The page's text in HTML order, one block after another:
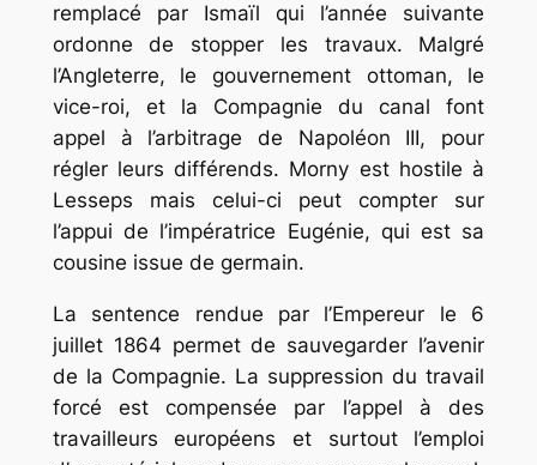
remplacé par Ismaïl qui l’année suivante
ordonne de stopper les travaux. Malgré
l’Angleterre, le gouvernement ottoman, le
vice-roi, et la Compagnie du canal font
appel à l’arbitrage de Napoléon III, pour
régler leurs différends. Morny est hostile à
Lesseps mais celui-ci peut compter sur
l’appui de l’impératrice Eugénie, qui est sa
cousine issue de germain.
La sentence rendue par l’Empereur le 6
juillet 1864 permet de sauvegarder l’avenir
de la Compagnie. La suppression du travail
forcé est compensée par l’appel à des
travailleurs européens et surtout l’emploi